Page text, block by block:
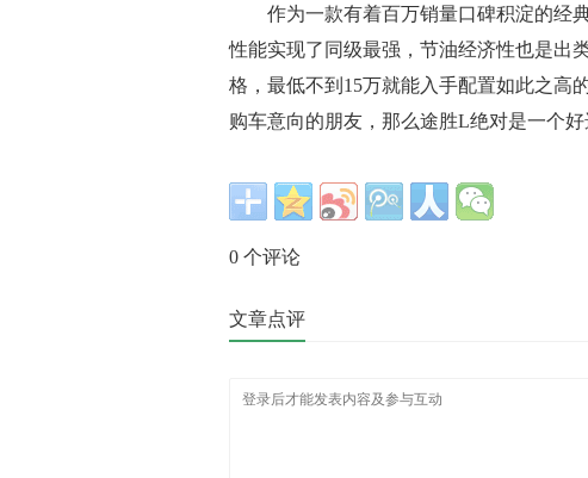
作为一款有着百万销量口碑积淀的经典
性能实现了同级最强，节油经济性也是出
格，最低不到15万就能入手配置如此之高
购车意向的朋友，那么途胜L绝对是一个好
0 个评论
文章点评